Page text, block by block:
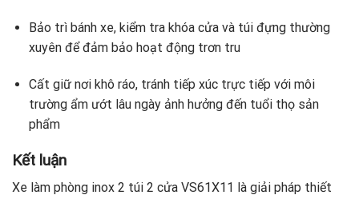
Bảo trì bánh xe, kiểm tra khóa cửa và túi đựng thường
xuyên để đảm bảo hoạt động trơn tru
Cất giữ nơi khô ráo, tránh tiếp xúc trực tiếp với môi
trường ẩm ướt lâu ngày ảnh hưởng đến tuổi thọ sản
phẩm
Kết luận
Xe làm phòng inox 2 túi 2 cửa VS61X11 là giải pháp thiết